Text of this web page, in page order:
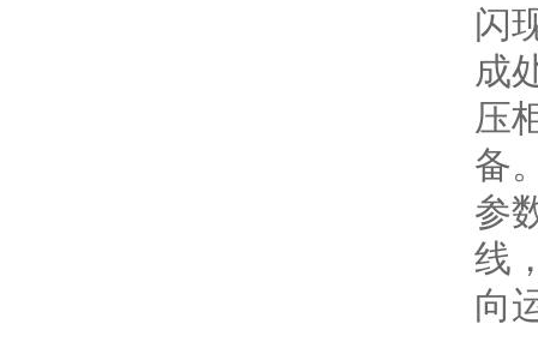
闪
成
压
备
参
线
向